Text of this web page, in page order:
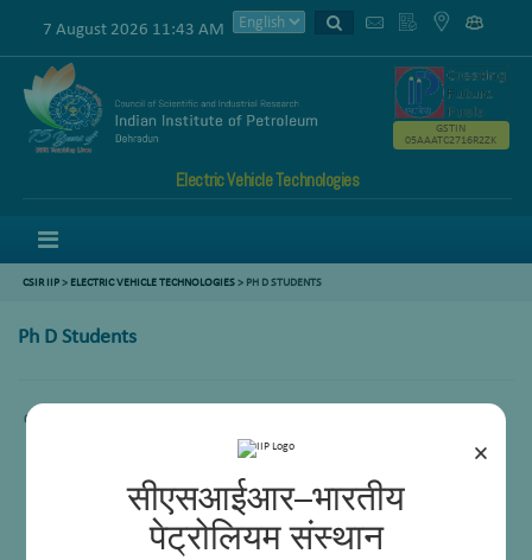
×
सीएसआईआर–भारतीय
पेट्रोलियम संस्थान
7 August 2026 11:43 AM
Electric Vehicle Technologies
GSTIN
05AAATC2716R2ZK
CSIR IIP> ELECTRIC VEHICLE TECHNOLOGIES> PH D STUDENTS
Ph D Students
Comming Soon.